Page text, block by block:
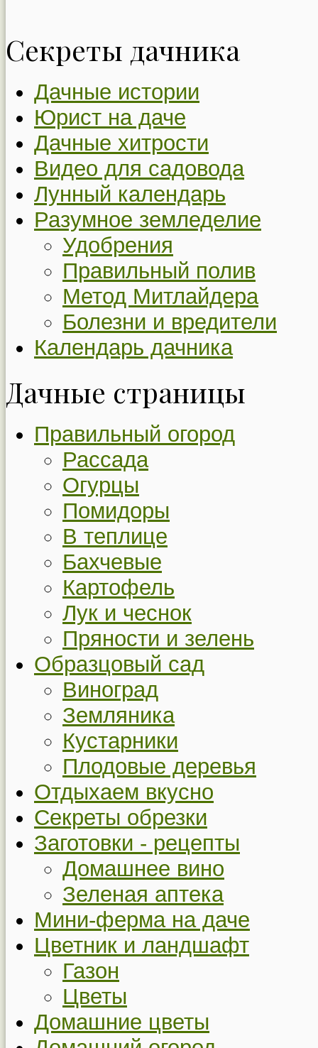
Секреты дачника
Дачные истории
Юрист на даче
Дачные хитрости
Видео для садовода
Лунный календарь
Разумное земледелие
Удобрения
Правильный полив
Метод Митлайдера
Болезни и вредители
Календарь дачника
Дачные страницы
Правильный огород
Рассада
Огурцы
Помидоры
В теплице
Бахчевые
Картофель
Лук и чеснок
Пряности и зелень
Образцовый сад
Виноград
Земляника
Кустарники
Плодовые деревья
Отдыхаем вкусно
Секреты обрезки
Заготовки - рецепты
Домашнее вино
Зеленая аптека
Мини-ферма на даче
Цветник и ландшафт
Газон
Цветы
Домашние цветы